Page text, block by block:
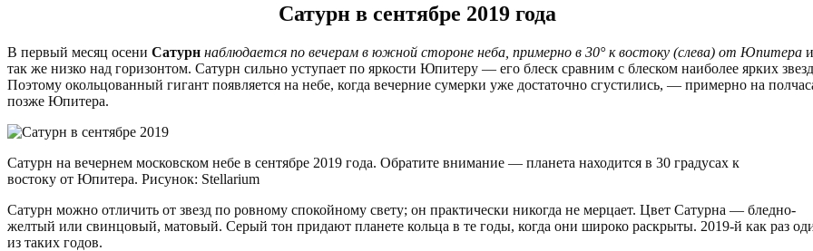
Сатурн в сентябре 2019 года
В первый месяц осени Сатурн наблюдается по вечерам в южной стороне неба, примерно в 30° к востоку (слева) от Юпитера и
так же низко над горизонтом. Сатурн сильно уступает по яркости Юпитеру — его блеск сравним с блеском наиболее ярких
Поэтому окольцованный гигант появляется на небе, когда вечерние сумерки уже достаточно сгустились, — примерно на
позже Юпитера.
Сатурн на вечернем московском небе в сентябре 2019 года. Обратите внимание — планета находится в 30 градусах к
востоку от Юпитера. Рисунок: Stellarium
Сатурн можно отличить от звезд по ровному спокойному свету; он практически никогда не мерцает. Цвет Сатурна — бледно-
желтый или свинцовый, матовый. Серый тон придают планете кольца в те годы, когда они широко раскрыты. 2019-й как раз
из таких годов.